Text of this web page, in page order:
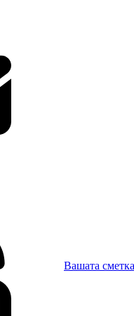
Вашата сметка